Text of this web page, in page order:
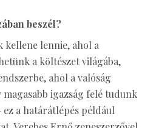
beszél?
kellene lennie, ahol a
a költészet világába,
ahol a valóság
igazság felé tudunk
a határátlépés például